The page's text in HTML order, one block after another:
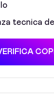
tecnica